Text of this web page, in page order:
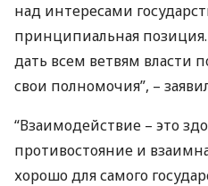
над интересами
принципиальная
дать всем ветвям власти
свои полномочия”, –
“Взаимодействие – это
противостояние и
хорошо для самого